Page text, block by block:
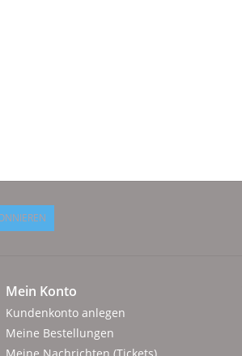
Mein Konto
Kundenkonto anlegen
Meine Bestellungen